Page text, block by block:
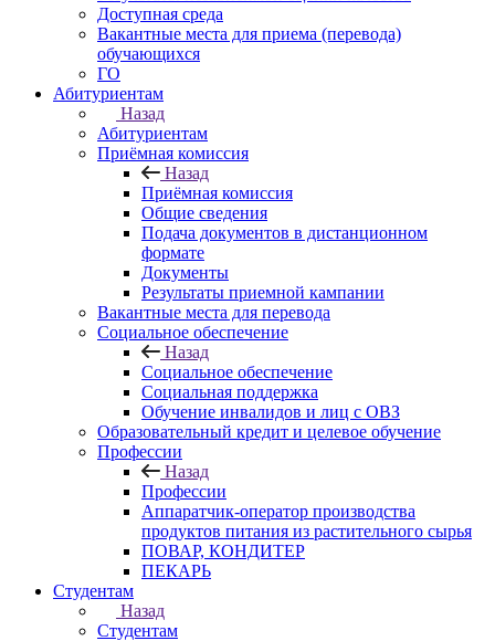
Доступная среда
Вакантные места для приема (перевода)
обучающихся
ГО
Абитуриентам
Назад
Абитуриентам
Приёмная комиссия
Назад
Приёмная комиссия
Общие сведения
Подача документов в дистанционном
формате
Документы
Результаты приемной кампании
Вакантные места для перевода
Социальное обеспечение
Назад
Социальное обеспечение
Социальная поддержка
Обучение инвалидов и лиц с ОВЗ
Образовательный кредит и целевое обучение
Профессии
Назад
Профессии
Аппаратчик-оператор производства
продуктов питания из растительного сырья
ПОВАР, КОНДИТЕР
ПЕКАРЬ
Студентам
Назад
Студентам